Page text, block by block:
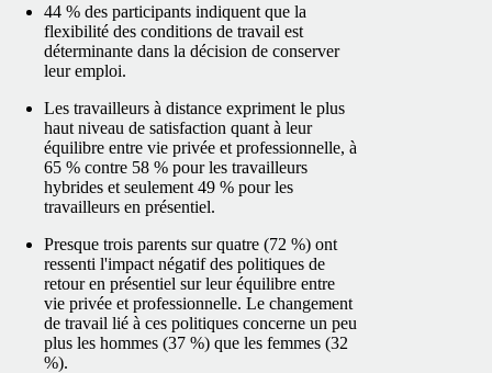
44 % des participants indiquent que la
flexibilité des conditions de travail est
déterminante dans la décision de conserver
leur emploi.
Les travailleurs à distance expriment le plus
haut niveau de satisfaction quant à leur
équilibre entre vie privée et professionnelle, à
65 % contre 58 % pour les travailleurs
hybrides et seulement 49 % pour les
travailleurs en présentiel.
Presque trois parents sur quatre (72 %) ont
ressenti l'impact négatif des politiques de
retour en présentiel sur leur équilibre entre
vie privée et professionnelle. Le changement
de travail lié à ces politiques concerne un peu
plus les hommes (37 %) que les femmes (32
%).